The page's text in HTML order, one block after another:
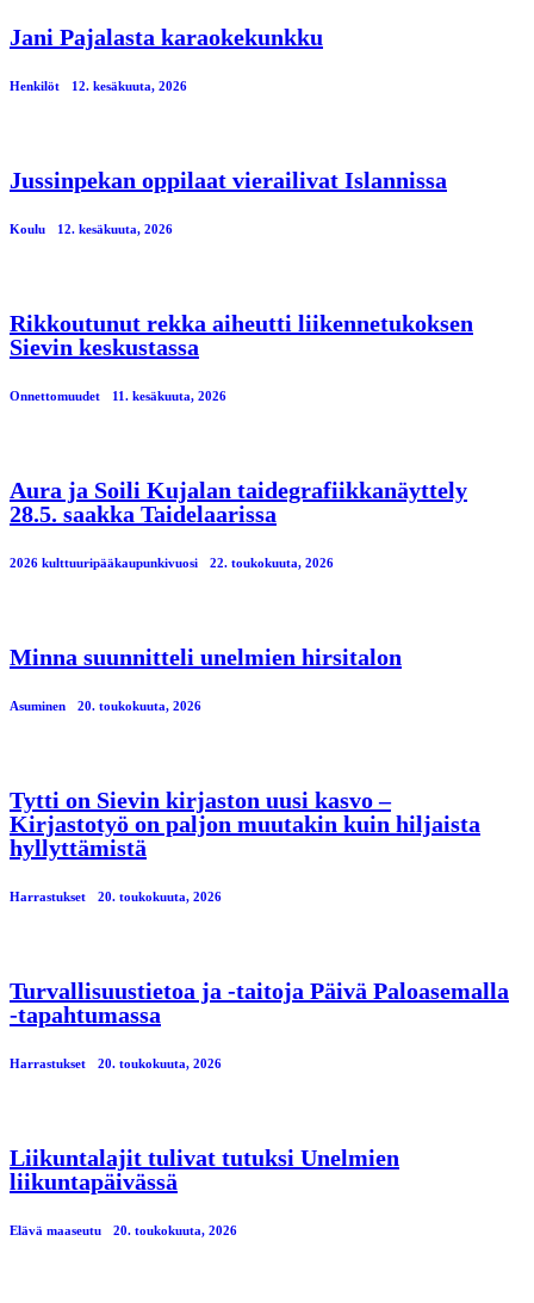
Jani Pajalasta karaokekunkku
Henkilöt 12. kesäkuuta, 2026
Jussinpekan oppilaat vierailivat Islannissa
Koulu 12. kesäkuuta, 2026
Rikkoutunut rekka aiheutti liikennetukoksen
Sievin keskustassa
Onnettomuudet 11. kesäkuuta, 2026
Aura ja Soili Kujalan taidegrafiikkanäyttely
28.5. saakka Taidelaarissa
2026 kulttuuripääkaupunkivuosi 22. toukokuuta, 2026
Minna suunnitteli unelmien hirsitalon
Asuminen 20. toukokuuta, 2026
Tytti on Sievin kirjaston uusi kasvo –
Kirjastotyö on paljon muutakin kuin hiljaista
hyllyttämistä
Harrastukset 20. toukokuuta, 2026
Turvallisuustietoa ja -taitoja Päivä Paloasemalla
-tapahtumassa
Harrastukset 20. toukokuuta, 2026
Liikuntalajit tulivat tutuksi Unelmien
liikuntapäivässä
Elävä maaseutu 20. toukokuuta, 2026